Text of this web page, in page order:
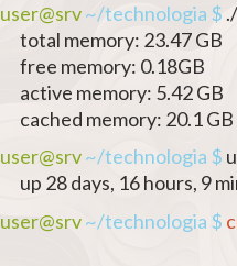
user@srv~/technologia $
total memory: 23.47 GB
free memory: 0.18GB
active memory: 5.42 GB
cached memory: 20.1 GB
user@srv~/technologia $
up 28 days, 16 hours, 9
user@srv~/technologia $